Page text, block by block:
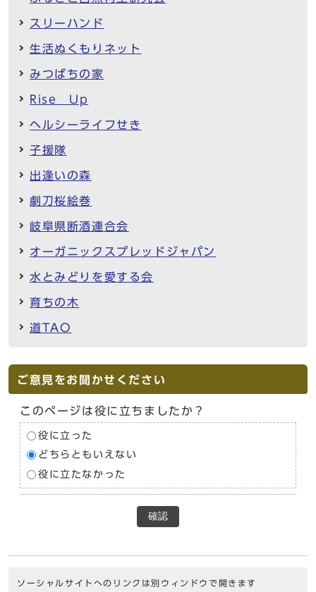
スリーハンド
生活ぬくもりネット
みつばちの家
Rise Up
ヘルシーライフせき
子援隊
出逢いの森
劇刀桜絵巻
岐阜県断酒連合会
オーガニックスプレッドジャパン
水とみどりを愛する会
育ちの木
道TAO
ご意見をお聞かせください
このページは役に立ちましたか？
役に立った
どちらともいえない
役に立たなかった
確認
ソーシャルサイトへのリンクは別ウィンドウで開きます